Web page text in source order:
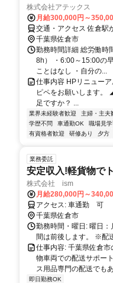
株式会社アテックス
月給300,000円～
交通・アクセス 佐倉駅
千葉県佐倉市
勤務時間詳細 総労働時
8h） ・6:00～15:00の
ことはなし ・自分の...
仕事内容 HPリニュー
ピペをお願いします
足ですか？ ...
業界未経験者歓迎 主婦・主夫
学歴不問
車通勤OK 職場見
有資格者歓迎
研修あり 夕方
業務委託
安定収入!軽貨物で
株式会社 ism
月給280,000円～
アクセス: 車通勤 可
千葉県佐倉市
勤務時間・曜日: 曜日
間は前後します。 ※配
仕事内容: 千葉県佐倉
物車両での配送サポー
ス用品専門の配送でも
即日勤務OK